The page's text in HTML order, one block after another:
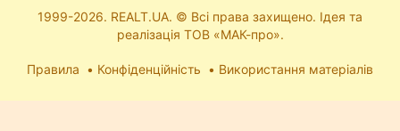
1999-2026. REALT.UA. © Всі права захищено. Ідея та
реалізація ТОВ «МАК-про».
Правила Конфіденційність Використання матеріалів